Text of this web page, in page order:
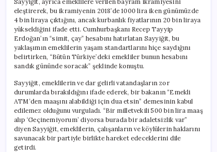
eleştirerek, bu ikramiyenin 2018’de 1000 lira iken günümüzde
4 bin liraya çıktığını, ancak kurbanlık fiyatlarının 20 bin liraya
yükseldiğini ifade etti. Cumhurbaşkanı Recep Tayyip
Erdoğan’ın “simit, çay” hesabını hatırlatan Sayyiğit, bu
yaklaşımın emeklilerin yaşam standartlarını hiçe saydığını
belirtirken, “Bütün Türkiye’deki emekliler bunun hesabını
sandık gününde soracak” şeklinde konuştu.
Sayyiğit, emeklilerin ve dar gelirli vatandaşların zor
durumlarda bırakıldığını ifade ederek, bir bakanın “Emekli
ATM’den maaşını alabildiği için dua etsin” demesinin kabul
edilemez olduğunu vurguladı. “Bir milletvekili 500 bin lira maaş
alıp ‘Geçinemiyorum’ diyorsa burada bir adaletsizlik var”
diyen Sayyiğit, emeklilerin, çalışanların ve köylülerin haklarını
savunacak bir partiyle birlikte hareket edeceklerini dile
getirdi.